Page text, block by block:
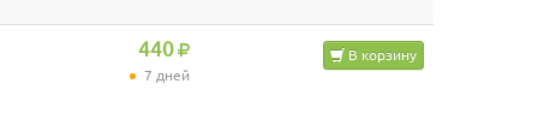
440
7 дней
В корзину